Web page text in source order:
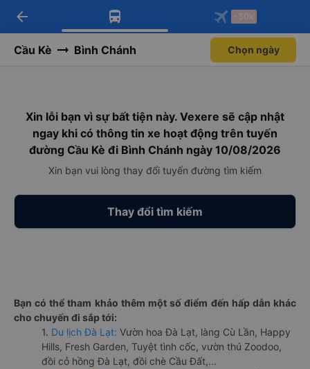
Tải app Vexere ngay!
Nhận ưu đãi thành viên độc
Mở app
Tải app Vexere
-30k/ghế khi đặt vé máy bay qua
Mở app
arrow_back -30k
Cầu Kè Bình Chánh Chọn ngày
Xin lỗi bạn vì sự bất tiện này. Vexere sẽ cập nhật
ngay khi có thông tin xe hoạt động trên tuyến
đường Cầu Kè đi Bình Chánh ngày 10/08/2026
Xin bạn vui lòng thay đổi tuyến đường tìm kiếm
Thay đổi tìm kiếm
Bạn có thể tham khảo thêm một số điểm đến hấp dẫn khác
cho chuyến đi sắp tới:
1. Du lịch Đà Lạt: Vườn hoa Đà Lạt, làng Cù Lần, Happy
Hills, Fresh Garden, Tuyệt tình cốc, vườn thú Zoodoo,
đồi cỏ hồng Đà Lạt, đồi chè Cầu Đất,...